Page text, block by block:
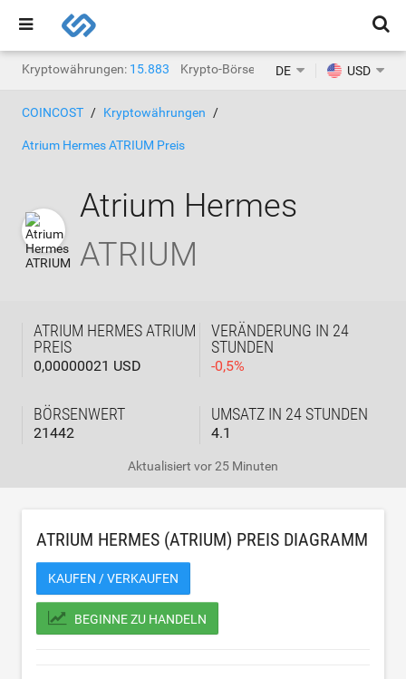
Kryptowährungen: 15.883 Krypto-Börsen: 1.468
DE USD
COINCOST Kryptowährungen
Atrium Hermes ATRIUM Preis
Atrium Hermes
ATRIUM
ATRIUM HERMES ATRIUM
PREIS
0,00000021 USD
VERÄNDERUNG IN 24
STUNDEN
-0,5%
BÖRSENWERT
21442
UMSATZ IN 24 STUNDEN
4.1
Aktualisiert vor 25 Minuten
ATRIUM HERMES (ATRIUM) PREIS DIAGRAMM
KAUFEN / VERKAUFEN
BEGINNE ZU HANDELN